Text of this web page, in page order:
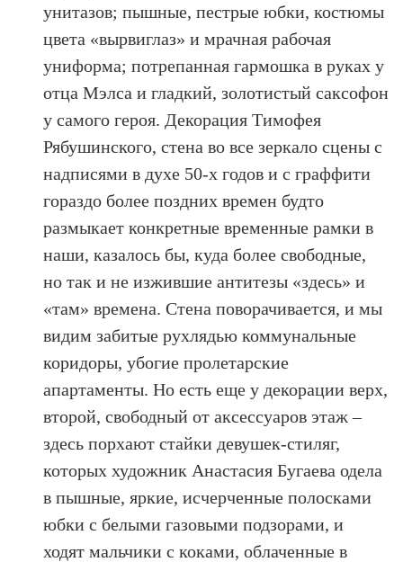
унитазов; пышные, пестрые юбки, костюмы
цвета «вырвиглаз» и мрачная рабочая
униформа; потрепанная гармошка в руках у
отца Мэлса и гладкий, золотистый саксофон
у самого героя. Декорация Тимофея
Рябушинского, стена во все зеркало сцены с
надписями в духе 50-х годов и с граффити
гораздо более поздних времен будто
размыкает конкретные временные рамки в
наши, казалось бы, куда более свободные,
но так и не изжившие антитезы «здесь» и
«там» времена. Стена поворачивается, и мы
видим забитые рухлядью коммунальные
коридоры, убогие пролетарские
апартаменты. Но есть еще у декорации верх,
второй, свободный от аксессуаров этаж –
здесь порхают стайки девушек-стиляг,
которых художник Анастасия Бугаева одела
в пышные, яркие, исчерченные полосками
юбки с белыми газовыми подзорами, и
ходят мальчики с коками, облаченные в